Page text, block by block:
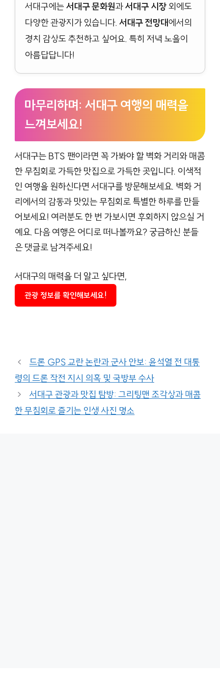
서대구에는 서대구 문화원과서대구 시장외에도
다양한 관광지가 있습니다. 서대구 전망대에서의
경치 감상도 추천하고 싶어요. 특히 저녁 노을이
아름답답니다!
마무리하며: 서대구 여행의 매력을
느껴보세요!
서대구는 BTS 팬이라면 꼭 가봐야 할 벽화 거리와 매콤
한 무침회로 가득한 맛집으로 가득한 곳입니다. 이색적
인 여행을 원하신다면 서대구를 방문해보세요. 벽화 거
리에서의 감동과 맛있는 무침회로 특별한 하루를 만들
어보세요! 여러분도 한 번 가보시면 후회하지 않으실 거
예요. 다음 여행은 어디로 떠나볼까요? 궁금하신 분들
은 댓글로 남겨주세요!
서대구의 매력을 더 알고 싶다면,
관광 정보를 확인해보세요!
드론 GPS 교란 논란과 군사 안보: 윤석열 전 대통
령의 드론 작전 지시 의혹 및 국방부 수사
서대구 관광과 맛집 탐방: 그리팅맨 조각상과 매콤
한 무침회로 즐기는 인생 사진 명소